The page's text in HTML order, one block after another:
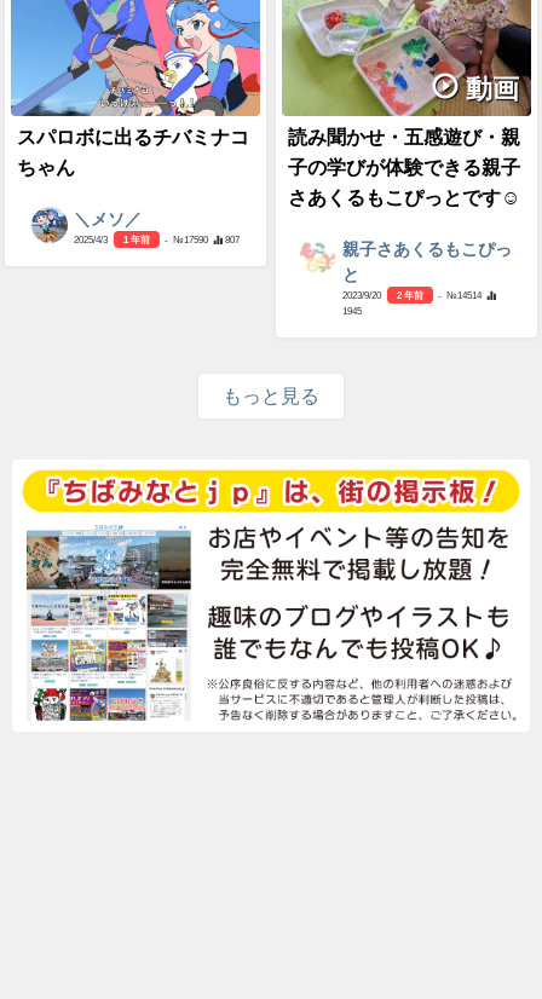
スパロボに出るチバミナコ
ちゃん
＼メソ／
2025/4/3 1 年前 - №17590 807
動画
読み聞かせ・五感遊び・親
子の学びが体験できる親子
さあくるもこぴっとです☺
親子さあくるもこぴっ
と
2023/9/20 2 年前
- №14514
1945
もっと見る